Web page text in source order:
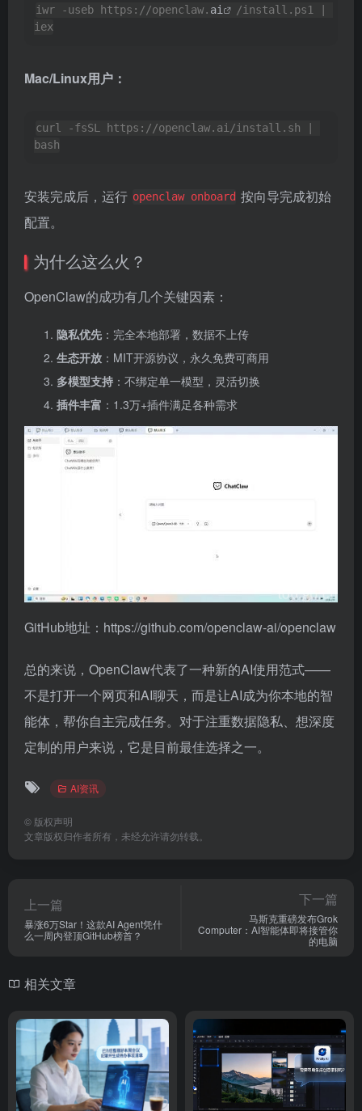
iwr -useb https://openclaw. ai
/install.ps1 |
iex
Mac/Linux用户：
curl -fsSL https://openclaw.ai/install.sh |
bash
安装完成后，运行 openclaw onboard 按向导完成初始
配置。
为什么这么火？
OpenClaw的成功有几个关键因素：
隐私优先 ：完全本地部署，数据不上传
生态开放 ：MIT开源协议，永久免费可商用
多模型支持 ：不绑定单一模型，灵活切换
插件丰富 ：1.3万+插件满足各种需求
GitHub地址：https://github.com/openclaw-ai/openclaw
总的来说，OpenClaw代表了一种新的AI使用范式——
不是打开一个网页和AI聊天，而是让AI成为你本地的智
能体，帮你自主完成任务。对于注重数据隐私、想深度
定制的用户来说，它是目前最佳选择之一。
AI资讯
© 版权声明
文章版权归作者所有，未经允许请勿转载。
上一篇
暴涨6万Star！这款AI Agent凭什
么一周内登顶GitHub榜首？
下一篇
马斯克重磅发布Grok
Computer：AI智能体即将接管你
的电脑
相关文章